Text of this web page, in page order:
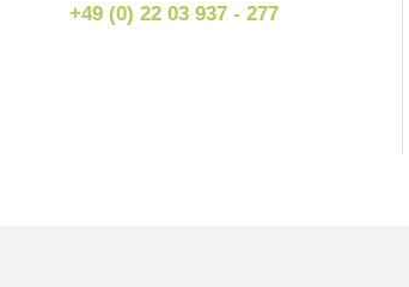
+49 (0) 22 03 937 - 277